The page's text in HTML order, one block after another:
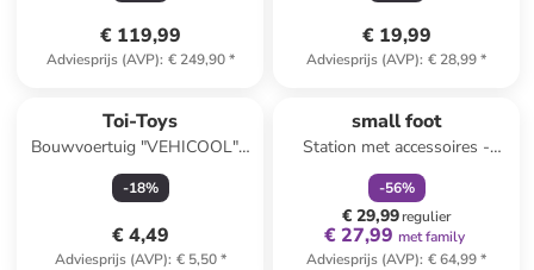
€ 119,99
Adviesprijs (AVP): € 249,90*
€ 19,99
Adviesprijs (AVP): € 28,99*
Toi-Toys
Bouwvoertuig "VEHICOOL" -
vanaf 3 jaar
(verrassingsproduct)
-18%
€ 4,49
Adviesprijs (AVP): € 5,50*
small foot
Station met accessoires -
vanaf 3 jaar
-56%
€ 29,99regulier
€ 27,99 met family
Adviesprijs (AVP): € 64,99*